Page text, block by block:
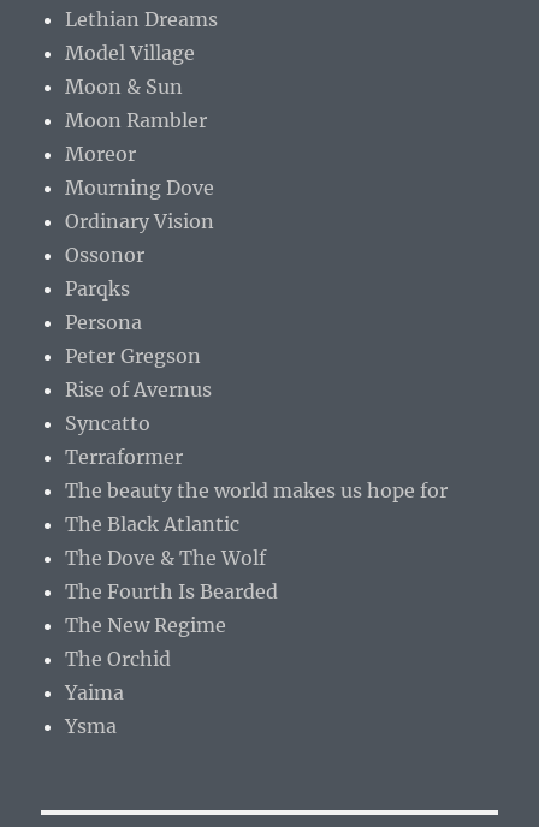
Lethian Dreams
Model Village
Moon & Sun
Moon Rambler
Moreor
Mourning Dove
Ordinary Vision
Ossonor
Parqks
Persona
Peter Gregson
Rise of Avernus
Syncatto
Terraformer
The beauty the world makes us hope for
The Black Atlantic
The Dove & The Wolf
The Fourth Is Bearded
The New Regime
The Orchid
Yaima
Ysma